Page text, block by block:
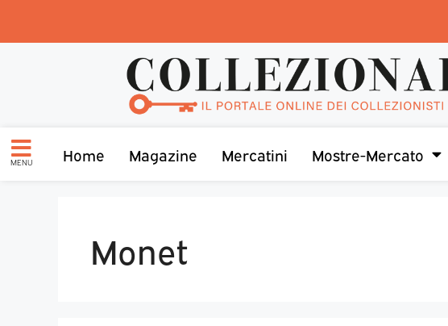
MENU Home Magazine Mercatini Mostre-Mercato
Monet